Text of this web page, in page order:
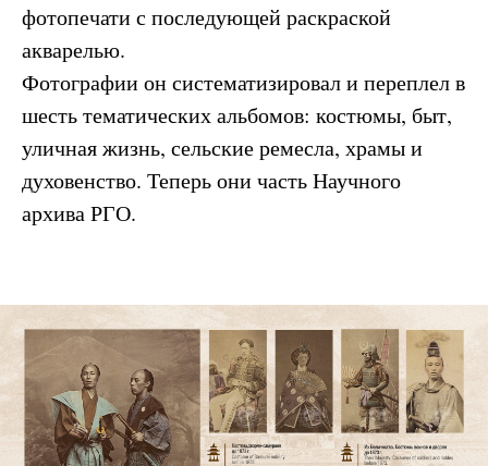
фотопечати с последующей раскраской
акварелью.
Фотографии он систематизировал и переплел в
шесть тематических альбомов: костюмы, быт,
уличная жизнь, сельские ремесла, храмы и
духовенство. Теперь они часть Научного
архива РГО.